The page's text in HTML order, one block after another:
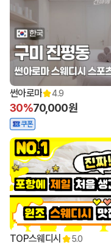
썬아로마 4.9
30%70,000원
쿠폰
TOP스웨디시 5.0